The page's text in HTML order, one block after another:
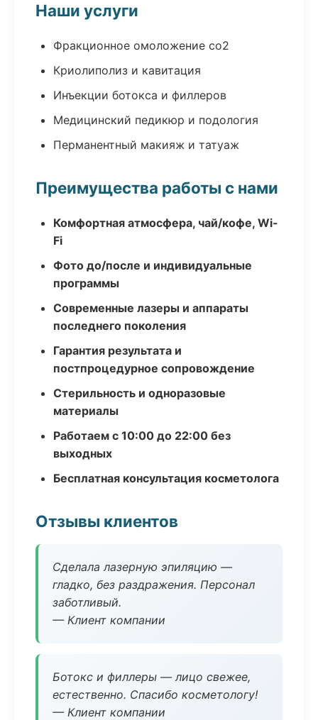
Наши услуги
Фракционное омоложение co2
Криолиполиз и кавитация
Инъекции ботокса и филлеров
Медицинский педикюр и подология
Перманентный макияж и татуаж
Преимущества работы с нами
Комфортная атмосфера, чай/кофе, Wi-
Fi
Фото до/после и индивидуальные
программы
Современные лазеры и аппараты
последнего поколения
Гарантия результата и
постпроцедурное сопровождение
Стерильность и одноразовые
материалы
Работаем с 10:00 до 22:00 без
выходных
Бесплатная консультация косметолога
Отзывы клиентов
Сделала лазерную эпиляцию —
гладко, без раздражения. Персонал
заботливый.
— Клиент компании
Ботокс и филлеры — лицо свежее,
естественно. Спасибо косметологу!
— Клиент компании